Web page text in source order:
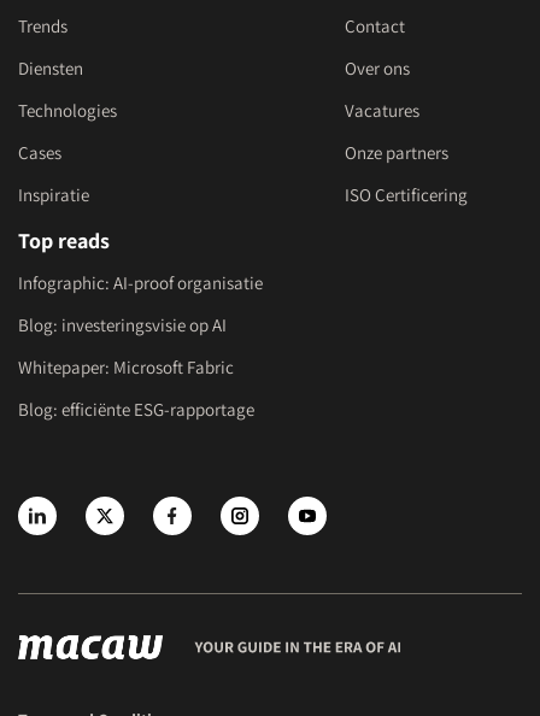
Trends
Diensten
Technologies
Cases
Inspiratie
Contact
Over ons
Vacatures
Onze partners
ISO Certificering
Top reads
Infographic: AI-proof organisatie
Blog: investeringsvisie op AI
Whitepaper: Microsoft Fabric
Blog: efficiënte ESG-rapportage